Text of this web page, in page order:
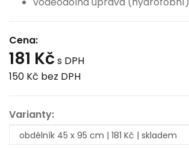
Cena:
181 Kč s DPH
150 Kč bez DPH
Varianty: